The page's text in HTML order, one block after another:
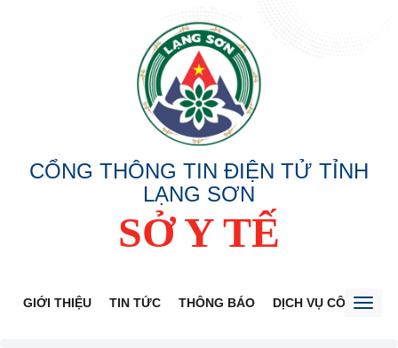
CỔNG THÔNG TIN ĐIỆN TỬ TỈNH
LẠNG SƠN
SỞ Y TẾ
GIỚI THIỆU TIN TỨC THÔNG BÁO DỊCH VỤ CÔNG